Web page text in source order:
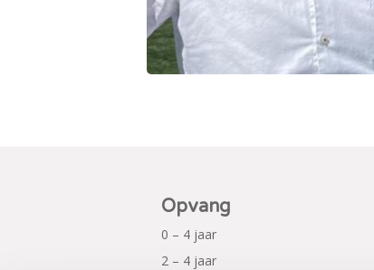
Opvang
0 – 4 jaar
2 – 4 jaar